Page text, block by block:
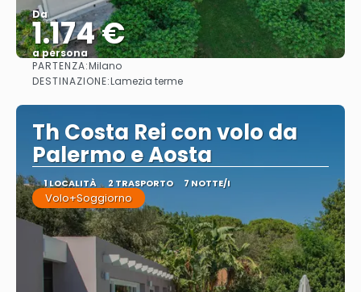
Da
1.174 €
a persona
PARTENZA:Milano
DESTINAZIONE:Lamezia terme
Th Costa Rei con volo da
Palermo e Aosta
1 LOCALITÀ 2 TRASPORTO 7 NOTTE/I
Volo+Soggiorno